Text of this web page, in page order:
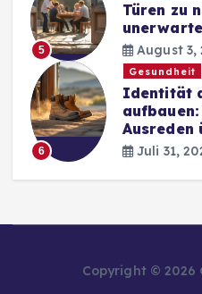
5
Türen zu
August 3,
6
Gesundheit
Identität
Ausreden
Juli 31,
Copyright © 2026